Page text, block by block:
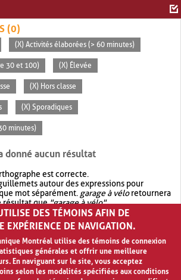
(0)
(X) Activités élaborées (> 60 minutes)
30 et 100) (X) Élevée
(X) Hors classe
(X) Sporadiques
minutes)
donné aucun résultat
est correcte.
autour des expressions pour
mot séparément. garage à véloretournera
résultat que"garage à vélo".
votre recherche avec OR.garage OR vélo
plus de résultat quegarage à vélo
DES TÉMOINS AFIN DE
EXPÉRIENCE DE NAVIGATION.
Montréal utilise des témoins de connexion
générales et offrir une meilleure
En naviguant sur le site, vous acceptez
selon les modalités spécifiées aux conditions